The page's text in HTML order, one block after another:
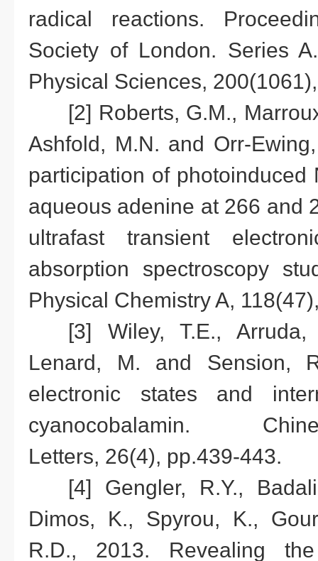
radical reactions.
Society of London. Series
Physical Sciences,
[2] Roberts, G.M.,
Ashfold, M.N. and Orr-
participation of photoinduced
aqueous adenine at 266 and
ultrafast transient
absorption spectroscopy
Physical Chemistry A,
[3] Wiley, T.E.,
Lenard, M. and Sension,
electronic states and
cyanocobalamin.
Letters, 26(4), pp.439-443.
[4] Gengler, R.Y.,
Dimos, K., Spyrou, K.,
R.D., 2013. Revealing